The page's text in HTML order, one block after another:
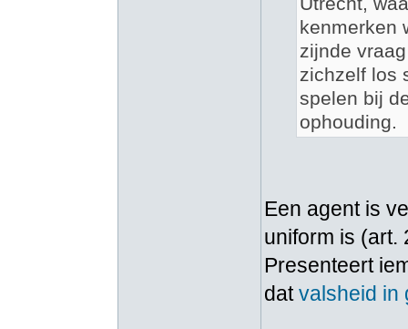
kenmerken
zijnde
zichzelf los
spelen bij
ophouding.
Een agent is
uniform is (art.
Presenteert
datvalsheid in